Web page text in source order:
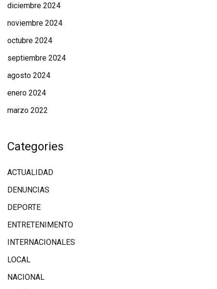
diciembre 2024
noviembre 2024
octubre 2024
septiembre 2024
agosto 2024
enero 2024
marzo 2022
Categories
ACTUALIDAD
DENUNCIAS
DEPORTE
ENTRETENIMENTO
INTERNACIONALES
LOCAL
NACIONAL